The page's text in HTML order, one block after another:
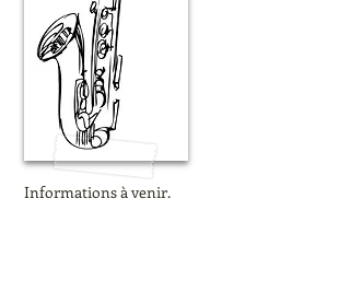
Informations à venir.